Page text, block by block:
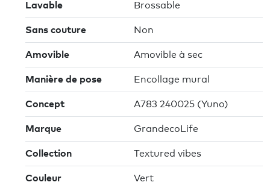
Lavable Brossable
Sans couture Non
Amovible Amovible à sec
Manière de pose Encollage mural
Concept A783 240025 (Yuno)
Marque GrandecoLife
Collection Textured vibes
Couleur Vert